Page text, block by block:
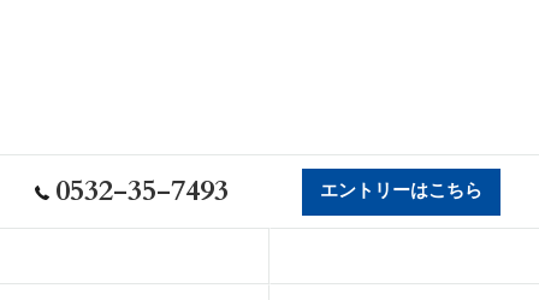
0532-35-7493 エントリーはこちら